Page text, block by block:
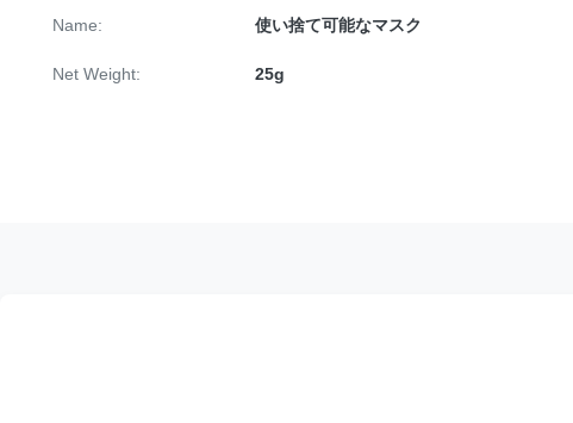
Name: 使い捨て可能なマスク
Net Weight: 25g